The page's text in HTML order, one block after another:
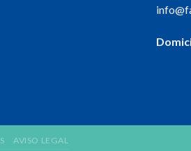
AVISO LEGAL